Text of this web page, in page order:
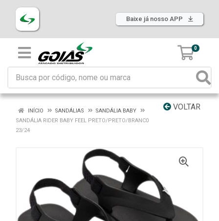
Baixe já nosso APP
0
VOLTAR
INÍCIO SANDÁLIAS
SANDÁLIA BABY
SANDÁLIA RIDER BABY FEEL PRETO/PRETO/BRANC0
23/24